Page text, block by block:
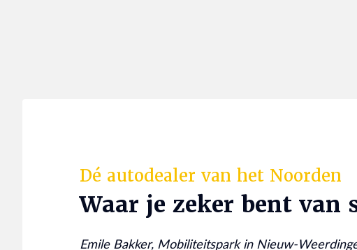
Dé autodealer van het Noorden
Waar je zeker bent van
Emile Bakker, Mobiliteitspark in Nieuw-